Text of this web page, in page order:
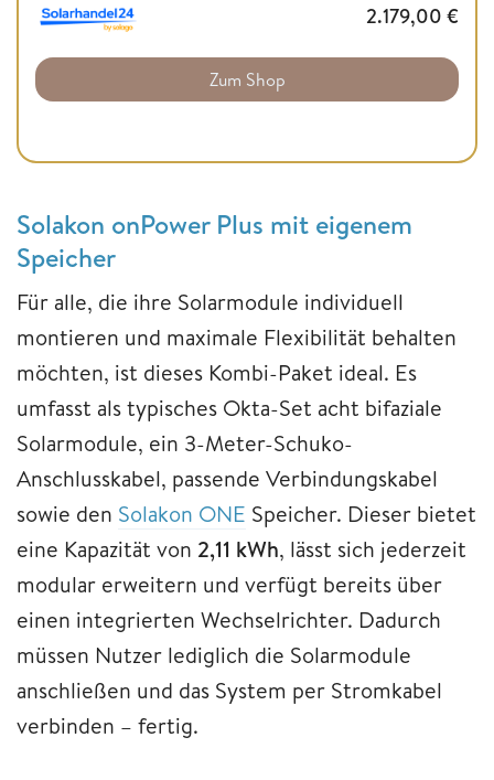
2.179,00 €
Zum Shop
Solakon onPower Plus mit eigenem
Speicher
Für alle, die ihre Solarmodule individuell
montieren und maximale Flexibilität behalten
möchten, ist dieses Kombi-Paket ideal. Es
umfasst als typisches Okta-Set acht bifaziale
Solarmodule, ein 3-Meter-Schuko-
Anschlusskabel, passende Verbindungskabel
sowie den Solakon ONE Speicher. Dieser bietet
eine Kapazität von 2,11 kWh, lässt sich jederzeit
modular erweitern und verfügt bereits über
einen integrierten Wechselrichter. Dadurch
müssen Nutzer lediglich die Solarmodule
anschließen und das System per Stromkabel
verbinden – fertig.